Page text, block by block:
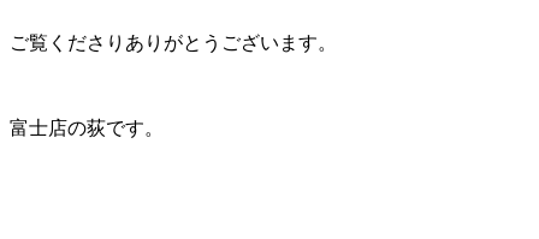
ご覧くださりありがとうございます。
富士店の荻です。